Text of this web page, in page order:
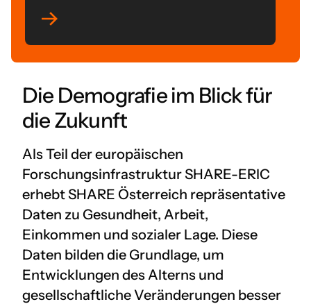
Die Demografie im Blick für
die Zukunft
Als Teil der europäischen
Forschungsinfrastruktur SHARE-ERIC
erhebt SHARE Österreich repräsentative
Daten zu Gesundheit, Arbeit,
Einkommen und sozialer Lage. Diese
Daten bilden die Grundlage, um
Entwicklungen des Alterns und
gesellschaftliche Veränderungen besser